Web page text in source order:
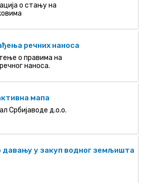
о стању на
речних наноса
о правима на
наноса.
мапа
Србијаводе д.о.о.
давању у закуп водног земљишта